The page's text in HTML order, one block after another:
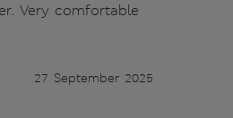
Very comfortable
27 September 2025